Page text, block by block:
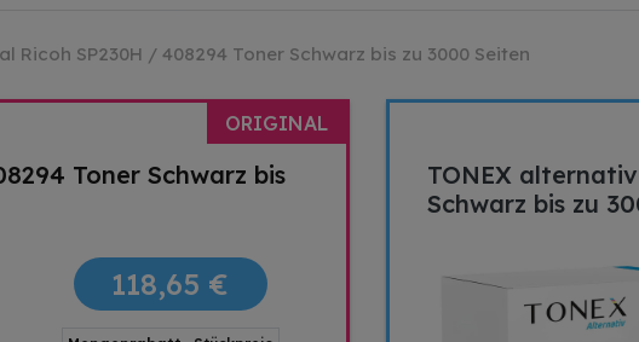
Ricoh SP230H / 408294 Toner Schwarz bis zu 3000 Seiten
ORIGINAL
Toner Schwarz bis
118,65 €
TONEX
Schwarz bis zu